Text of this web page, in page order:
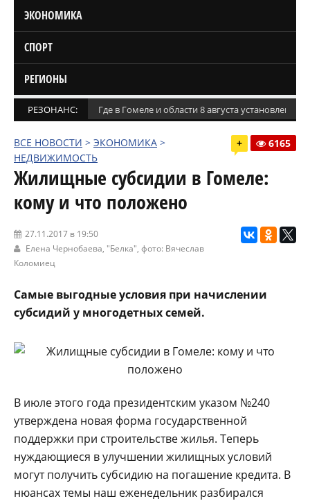
ЭКОНОМИКА
СПОРТ
РЕГИОНЫ
РЕЗОНАНС: Где в Гомеле и области 8 августа установлены
ВСЕ НОВОСТИ > ЭКОНОМИКА >
НЕДВИЖИМОСТЬ
+ 6165
Жилищные субсидии в Гомеле:
кому и что положено
27.11.2017 в 19:50
Елена Чернобаева, "Белка", фото: Вячеслав
Коломиец
Самые выгодные условия при начислении
субсидий у многодетных семей.
В июле этого года президентским указом №240
утверждена новая форма государственной
поддержки при строи­тельстве жилья. Теперь
нуждающиеся в улуч­шении жилищных усло­вий
могут получить субсидию на погашение кредита. В
нюансах те­мы наш еженедельник разбирался